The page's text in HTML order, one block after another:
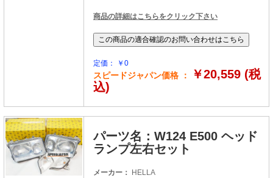
商品の詳細はこちらをクリック下さい
定価： ￥0
スピードジャパン価格 ：
￥20,559 (税
込)
パーツ名：W124 E500 ヘッド
ランプ左右セット
メーカー：
HELLA